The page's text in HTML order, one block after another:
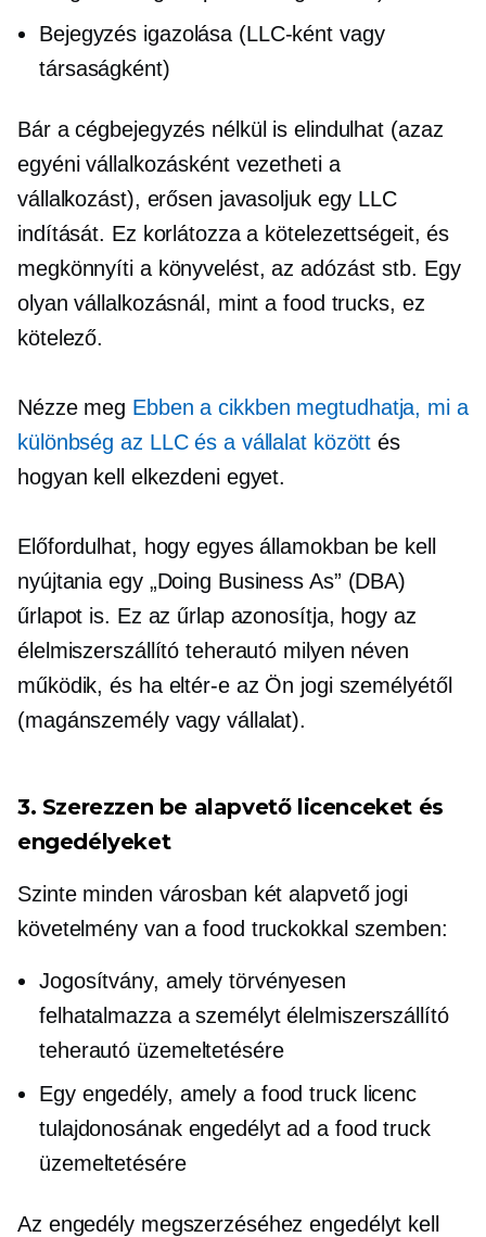
Bejegyzés igazolása (LLC-ként vagy
társaságként)
Bár a cégbejegyzés nélkül is elindulhat (azaz
egyéni vállalkozásként vezetheti a
vállalkozást), erősen javasoljuk egy LLC
indítását. Ez korlátozza a kötelezettségeit, és
megkönnyíti a könyvelést, az adózást stb. Egy
olyan vállalkozásnál, mint a food trucks, ez
kötelező.
Nézze meg Ebben a cikkben megtudhatja, mi a
különbség az LLC és a vállalat között és
hogyan kell elkezdeni egyet.
Előfordulhat, hogy egyes államokban be kell
nyújtania egy „Doing Business As” (DBA)
űrlapot is. Ez az űrlap azonosítja, hogy az
élelmiszerszállító teherautó milyen néven
működik, és ha eltér-e az Ön jogi személyétől
(magánszemély vagy vállalat).
3. Szerezzen be alapvető licenceket és
engedélyeket
Szinte minden városban két alapvető jogi
követelmény van a food truckokkal szemben:
Jogosítvány, amely törvényesen
felhatalmazza a személyt élelmiszerszállító
teherautó üzemeltetésére
Egy engedély, amely a food truck licenc
tulajdonosának engedélyt ad a food truck
üzemeltetésére
Az engedély megszerzéséhez engedélyt kell